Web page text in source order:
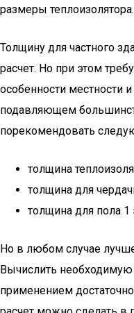
размеры теплоизолятора.
Толщину для частного
расчет. Но при этом
особенности местности
подавляющем
порекомендовать
толщина
толщина для
толщина для пола
Но в любом случае
Вычислить
применением